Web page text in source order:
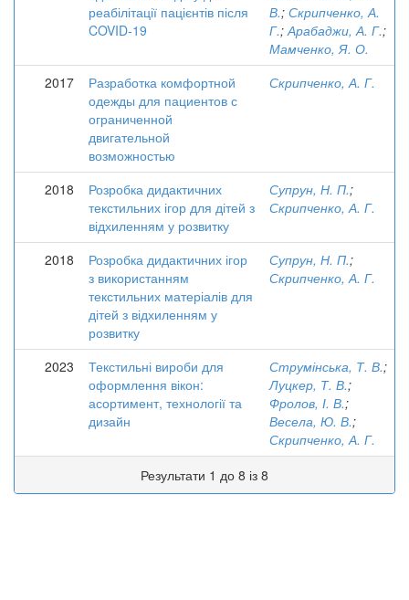
реабілітації пацієнтів після
COVID-19
В.; Скрипченко, А.
Г.;Арабаджи, А. Г.;
Мамченко, Я. О.
2017
Разработка комфортной
одежды для пациентов с
ограниченной
двигательной
возможностью
Скрипченко, А. Г.
2018
Розробка дидактичних
текстильних ігор для дітей з
відхиленням у розвитку
Супрун, Н. П.;
Скрипченко, А. Г.
2018
Розробка дидактичних ігор
з використанням
текстильних матеріалів для
дітей з відхиленням у
розвитку
Супрун, Н. П.;
Скрипченко, А. Г.
2023
Текстильні вироби для
оформлення вікон:
асортимент, технології та
дизайн
Струмінська, Т. В.;
Луцкер, Т. В.;
Фролов, І. В.;
Весела, Ю. В.;
Скрипченко, А. Г.
Результати 1 до 8 із 8